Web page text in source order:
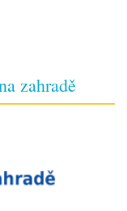
zahradě